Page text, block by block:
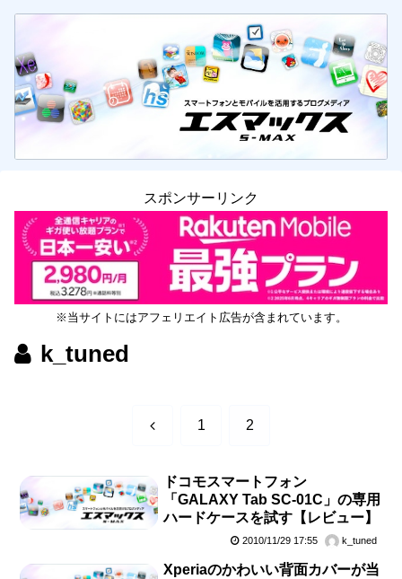
スポンサーリンク
※当サイトにはアフェリエイト広告が含まれています。
k_tuned
前 1 2
ドコモスマートフォン
「GALAXY Tab SC-01C」の専用
ハードケースを試す【レビュー】
2010/11/29 17:55 k_tuned
Xperiaのかわいい背面カバーが当